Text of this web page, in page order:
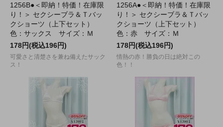
1256B●＜即納！特価！在庫限
り！＞ セクシーブラ＆Ｔバッ
クショーツ（上下セット）
色：サックス サイズ：Ｍ
178円(税込196円)
可愛さと清楚さを兼ね備えたサック
ス！
1256A●＜即納！特価！在庫限
り！＞ セクシーブラ＆Ｔバッ
クショーツ（上下セット）
色：赤 サイズ：Ｍ
178円(税込196円)
情熱の赤！勝負の日は絶対この
色！！